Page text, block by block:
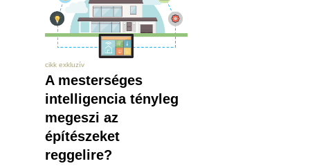
cikk exkluzív
A mesterséges
intelligencia tényleg
megeszi az
építészeket
reggelire?